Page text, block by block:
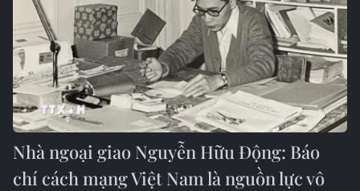
Nhà ngoại giao Nguyễn Hữu Động: Báo
chí cách mạng Việt Nam là nguồn lực vô